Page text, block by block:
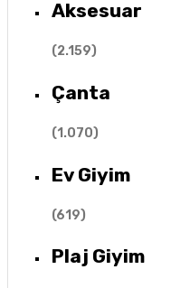
Aksesuar
(2.159)
Çanta
(1.070)
Ev Giyim
(619)
Plaj Giyim